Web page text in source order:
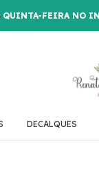
FEIRA NO
DECALQUES